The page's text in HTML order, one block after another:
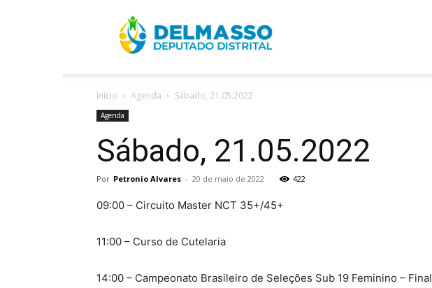
Início Agenda Sábado, 21.05.2022
Agenda
Sábado, 21.05.2022
Por Petronio Alvares - 20 de maio de 2022 422
09:00 – Circuito Master NCT 35+/45+
11:00 – Curso de Cutelaria
14:00 – Campeonato Brasileiro de Seleções Sub 19 Feminino – Final